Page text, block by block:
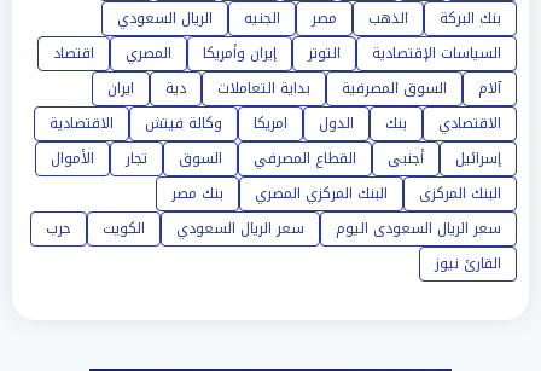
بنك البركة
الذهب مصر الجنيه
الريال السعودي
السياسات الإقتصادية
التوتر إيران وأمريكا المصري
اقتصاد
آلام
السوق المصرفية بداية التعاملات دية
ايران
الاقتصادي
بنك الدول امريكا وكالة فيتش
الاقتصادية
إسرائيل
أجنبى القطاع المصرفي السوق تجار
الأموال
البنك المركزى
البنك المركزي المصري
بنك مصر
سعر الريال السعودى اليوم
سعر الريال السعودي الكويت
حرب
القارئ نيوز